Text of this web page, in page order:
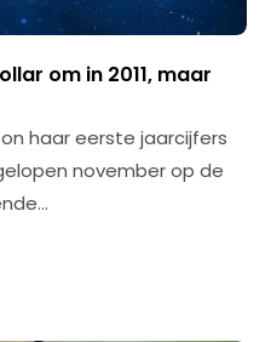
om in 2011, maar
haar eerste jaarcijfers
november op de